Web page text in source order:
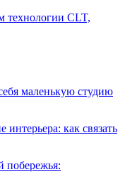
технологии CLT,
маленькую студию
как связать
побережья: